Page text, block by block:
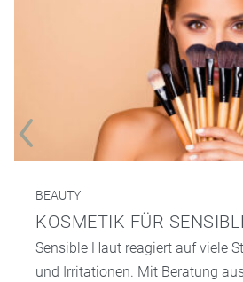
BEAUTY
KOSMETIK FÜR
Sensible Haut reagiert auf viele
und Irritationen. Mit Beratung